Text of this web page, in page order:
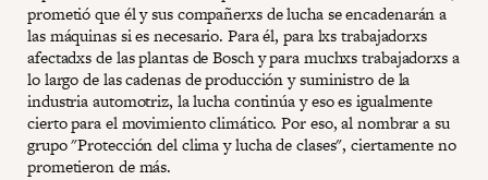
prometió que él y sus compañerxs de lucha se encadenarán a
las máquinas si es necesario. Para él, para lxs trabajadorxs
afectadxs de las plantas de Bosch y para muchxs trabajadorxs a
lo largo de las cadenas de producción y suministro de la
industria automotriz, la lucha continúa y eso es igualmente
cierto para el movimiento climático. Por eso, al nombrar a su
grupo "Protección del clima y lucha de clases", ciertamente no
prometieron de más.